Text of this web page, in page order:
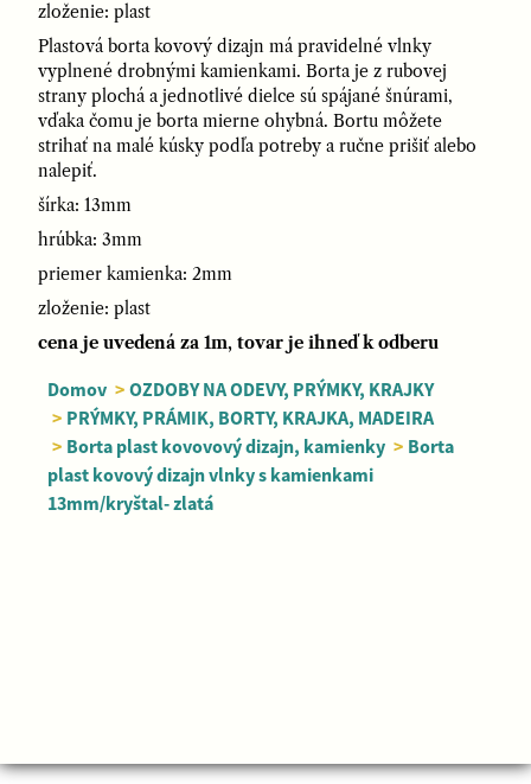
zloženie: plast
Plastová borta kovový dizajn má pravidelné vlnky
vyplnené drobnými kamienkami. Borta je z rubovej
strany plochá a jednotlivé dielce sú spájané šnúrami,
vďaka čomu je borta mierne ohybná. Bortu môžete
strihať na malé kúsky podľa potreby a ručne prišiť alebo
nalepiť.
šírka: 13mm
hrúbka: 3mm
priemer kamienka: 2mm
zloženie: plast
cena je uvedená za 1m, tovar je ihneď k odberu
Domov > OZDOBY NA ODEVY, PRÝMKY, KRAJKY
> PRÝMKY, PRÁMIK, BORTY, KRAJKA, MADEIRA
> Borta plast kovovový dizajn, kamienky > Borta
plast kovový dizajn vlnky s kamienkami
13mm/kryštal- zlatá